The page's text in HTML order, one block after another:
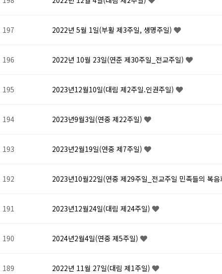
197 2022년 5월 1일(부활 제3주일, 생명주일)
196 2022년 10월 23일(연준 제30주일_전교주일)
195 2023년12월10일(대림 제2주일.인권주일)
194 2023년9월3일(연중 제22주일)
193 2023년2월19일(연중 제7주일)
192 2023년10월22일(연중 제29주일_전교주일 민족들의 복
191 2023년12월24일(대림 제24주일)
190 2024년2월4일(연중 제5주일)
189 2022년 11월 27일(대림 제1주일)